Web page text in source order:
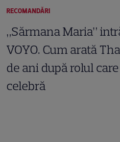
RECOMANDĂRI
„Sărmana Maria”
VOYO. Cum arată
de ani după rolul
celebră